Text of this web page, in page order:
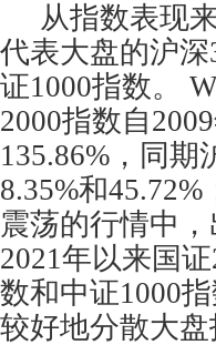
从指数表现
代表大盘的沪
证1000指数。
2000指数自
135.86%，同期
8.35%和
震荡的行情中
2021年以来国
数和中证1000
较好地分散大盘